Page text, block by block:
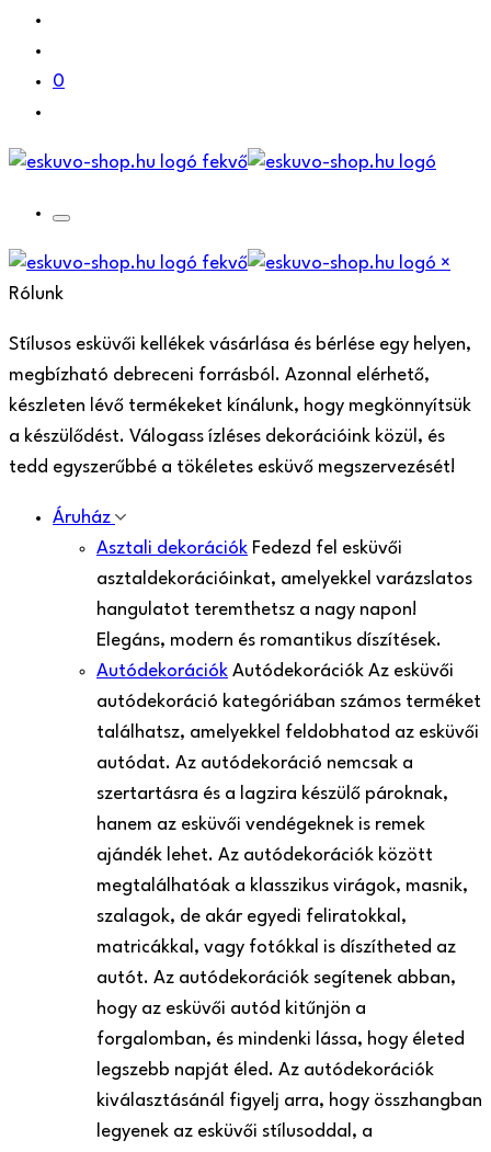
0
×
Rólunk
Stílusos esküvői kellékek vásárlása és bérlése egy helyen,
megbízható debreceni forrásból. Azonnal elérhető,
készleten lévő termékeket kínálunk, hogy megkönnyítsük
a készülődést. Válogass ízléses dekorációink közül, és
tedd egyszerűbbé a tökéletes esküvő megszervezését!
Áruház
Asztali dekorációk Fedezd fel esküvői
asztaldekorációinkat, amelyekkel varázslatos
hangulatot teremthetsz a nagy napon!
Elegáns, modern és romantikus díszítések.
Autódekorációk Autódekorációk Az esküvői
autódekoráció kategóriában számos terméket
találhatsz, amelyekkel feldobhatod az esküvői
autódat. Az autódekoráció nemcsak a
szertartásra és a lagzira készülő pároknak,
hanem az esküvői vendégeknek is remek
ajándék lehet. Az autódekorációk között
megtalálhatóak a klasszikus virágok, masnik,
szalagok, de akár egyedi feliratokkal,
matricákkal, vagy fotókkal is díszítheted az
autót. Az autódekorációk segítenek abban,
hogy az esküvői autód kitűnjön a
forgalomban, és mindenki lássa, hogy életed
legszebb napját éled. Az autódekorációk
kiválasztásánál figyelj arra, hogy összhangban
legyenek az esküvői stílusoddal, a